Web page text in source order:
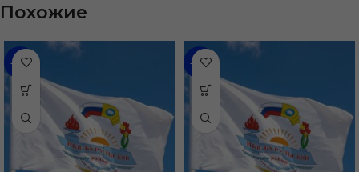
Похожие
-36% -35%